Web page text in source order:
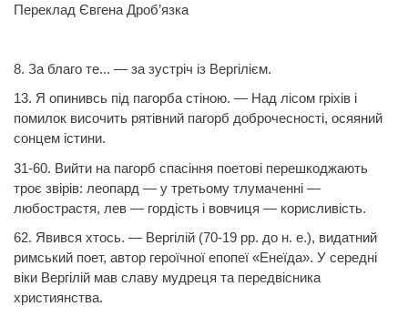
Переклад Євгена Дроб’язка
8. За благо те... — за зустріч із Вергілієм.
13. Я опинивсь під пагорба стіною. — Над лісом гріхів і
помилок височить рятівний пагорб доброчесності, осяяний
сонцем істини.
31-60. Вийти на пагорб спасіння поетові перешкоджають
троє звірів: леопард — у третьому тлумаченні —
любострастя, лев — гордість і вовчиця — корисливість.
62. Явився хтось. — Вергілій (70-19 pp. до н. е.), видатний
римський поет, автор героїчної епопеї «Енеїда». У середні
віки Вергілій мав славу мудреця та передвісника
християнства.